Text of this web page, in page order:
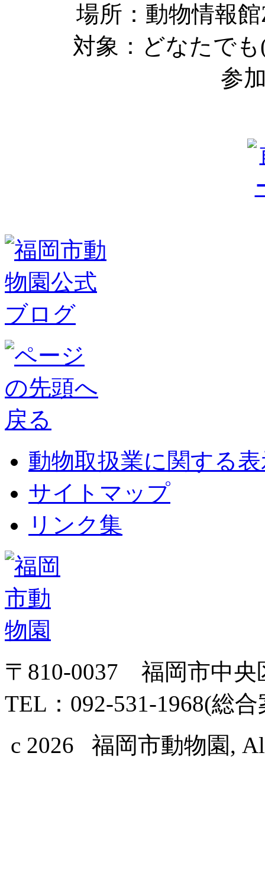
場所：動物情報
対象：どなたで
参
動物取扱業に関する
サイトマップ
リンク集
〒810-0037 福岡市中央
TEL：092-531-1968(総
c 2026 福岡市動物園,